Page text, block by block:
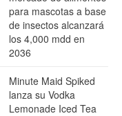
para mascotas a base
de insectos alcanzará
los 4,000 mdd en
2036
Minute Maid Spiked
lanza su Vodka
Lemonade Iced Tea